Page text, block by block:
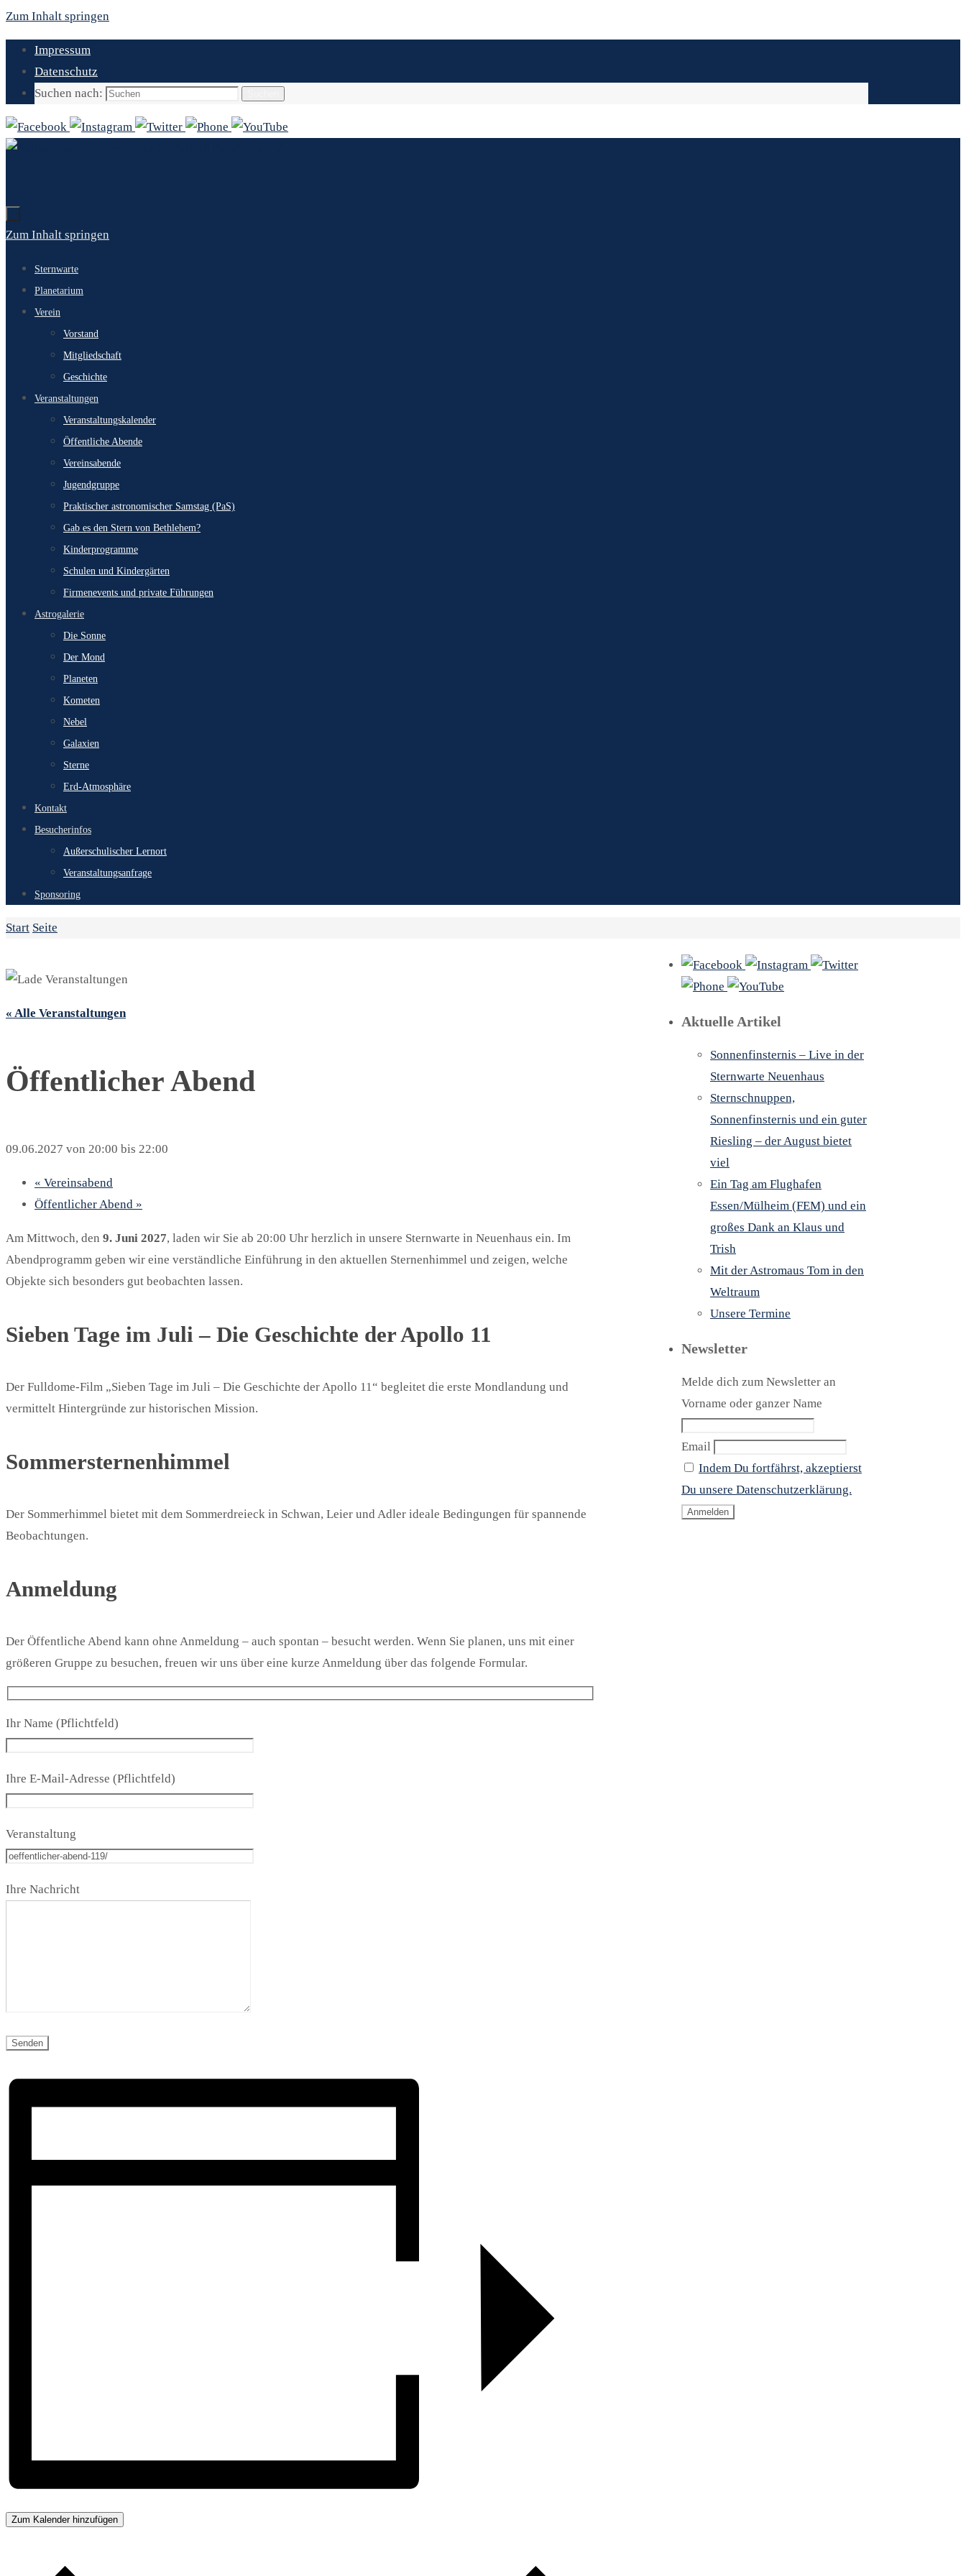
Zum Inhalt springen
Impressum
Datenschutz
Suchen nach:
Zum Inhalt springen
Sternwarte
Planetarium
Verein
Vorstand
Mitgliedschaft
Geschichte
Veranstaltungen
Veranstaltungskalender
Öffentliche Abende
Vereinsabende
Jugendgruppe
Praktischer astronomischer Samstag (PaS)
Gab es den Stern von Bethlehem?
Kinderprogramme
Schulen und Kindergärten
Firmenevents und private Führungen
Astrogalerie
Die Sonne
Der Mond
Planeten
Kometen
Nebel
Galaxien
Sterne
Erd-Atmosphäre
Kontakt
Besucherinfos
Außerschulischer Lernort
Veranstaltungsanfrage
Sponsoring
Start Seite
« Alle Veranstaltungen
Öffentlicher Abend
09.06.2027 von 20:00 bis 22:00
« Vereinsabend
Öffentlicher Abend »
Am Mittwoch, den 9. Juni 2027, laden wir Sie ab 20:00 Uhr herzlich in unsere Sternwarte in Neuenhaus ein. Im
Abendprogramm geben wir eine verständliche Einführung in den aktuellen Sternenhimmel und zeigen, welche
Objekte sich besonders gut beobachten lassen.
Sieben Tage im Juli – Die Geschichte der Apollo 11
Der Fulldome-Film „Sieben Tage im Juli – Die Geschichte der Apollo 11“ begleitet die erste Mondlandung und
vermittelt Hintergründe zur historischen Mission.
Sommersternenhimmel
Der Sommerhimmel bietet mit dem Sommerdreieck in Schwan, Leier und Adler ideale Bedingungen für spannende
Beobachtungen.
Anmeldung
Der Öffentliche Abend kann ohne Anmeldung – auch spontan – besucht werden. Wenn Sie planen, uns mit einer
größeren Gruppe zu besuchen, freuen wir uns über eine kurze Anmeldung über das folgende Formular.
Ihr Name (Pflichtfeld)
Ihre E-Mail-Adresse (Pflichtfeld)
Veranstaltung
Ihre Nachricht
Zum Kalender hinzufügen
Aktuelle Artikel
Sonnenfinsternis – Live in der
Sternwarte Neuenhaus
Sternschnuppen,
Sonnenfinsternis und ein guter
Riesling – der August bietet
viel
Ein Tag am Flughafen
Essen/Mülheim (FEM) und ein
großes Dank an Klaus und
Trish
Mit der Astromaus Tom in den
Weltraum
Unsere Termine
Newsletter
Melde dich zum Newsletter an
Vorname oder ganzer Name
Email
Indem Du fortfährst, akzeptierst
Du unsere Datenschutzerklärung.